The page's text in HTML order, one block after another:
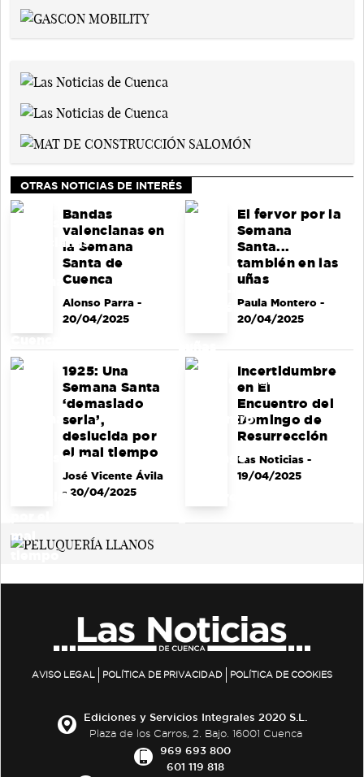
OTRAS NOTICIAS DE INTERÉS
Bandas
valencianas en
la Semana
Santa de
Cuenca
Alonso Parra-
20/04/2025
El fervor por la
Semana
Santa...
también en las
uñas
Paula Montero-
20/04/2025
1925: Una
Semana Santa
‘demasiado
seria’,
deslucida por
el mal tiempo
José Vicente Ávila
- 20/04/2025
Incertidumbre
en El
Encuentro del
Domingo de
Resurrección
Las Noticias-
19/04/2025
AVISO LEGAL POLÍTICA DE PRIVACIDAD POLÍTICA DE COOKIES
Ediciones y Servicios Integrales 2020 S.L.
Plaza de los Carros, 2. Bajo. 16001 Cuenca
969 693 800
601 119 818